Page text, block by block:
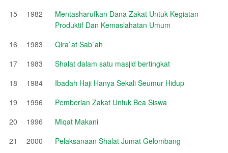
15
1982
Mentasharufkan Dana Zakat Untuk Kegiatan
Produktif Dan Kemaslahatan Umum
16
1983
Qira`at Sab`ah
17
1983
Shalat dalam satu masjid bertingkat
18
1984
Ibadah Haji Hanya Sekali Seumur Hidup
19
1996
Pemberian Zakat Untuk Bea Siswa
20
1996
Miqat Makani
21
2000
Pelaksanaan Shalat Jumat Gelombang